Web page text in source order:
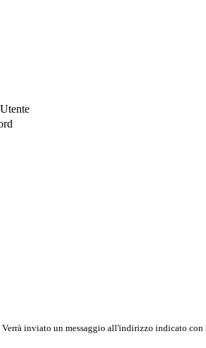
Verrà inviato un messaggio all'indirizzo indicato con